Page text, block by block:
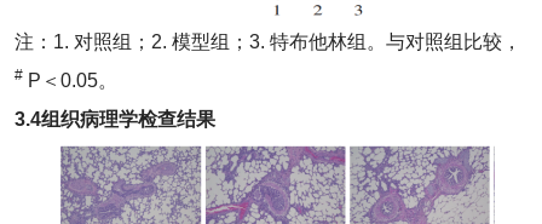
注：1. 对照组；2. 模型组；3. 特布他林组。与对照组比较，
# P＜0.05。
3.4组织病理学检查结果